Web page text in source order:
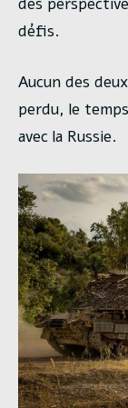
défis.
Aucun des
perdu, le
avec la Russie.